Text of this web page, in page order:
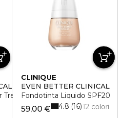
Treatment Retinol
CLINIQUE
EVEN BETTER CLINICAL
Fondotinta Liquido SPF20
59,00 € 12 colori
4.8 16